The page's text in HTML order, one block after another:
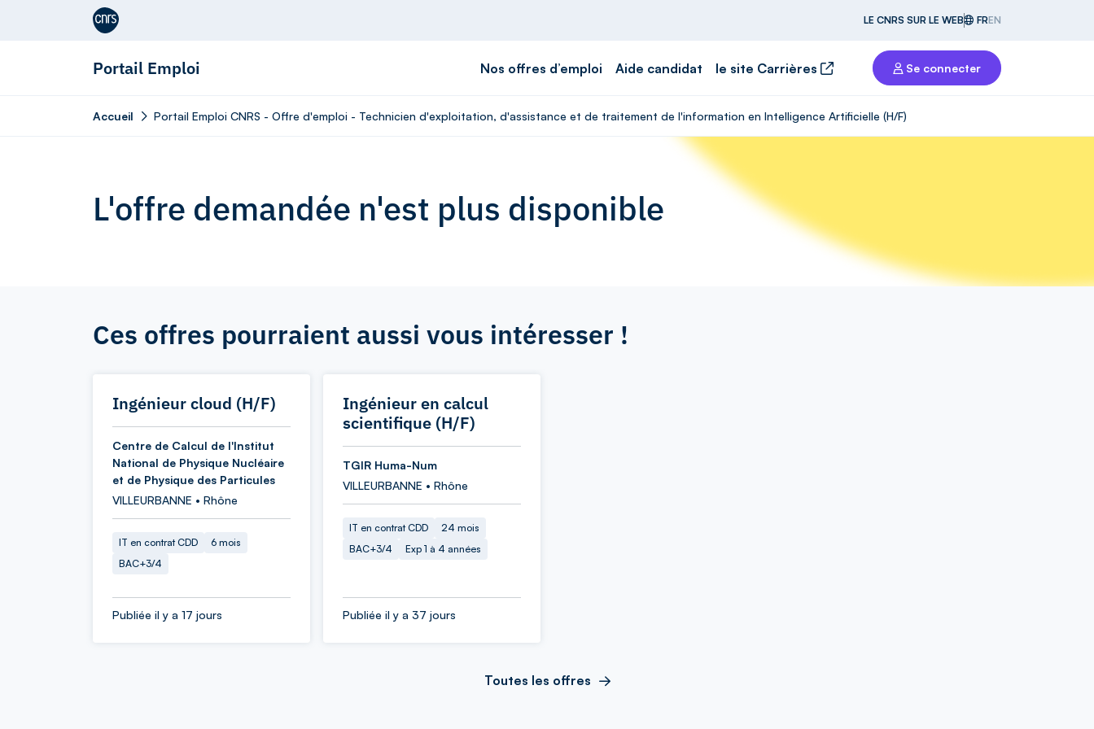
Aller au contenu
LE CNRS SUR LE WEB FREN
Portail Emploi Nos offres d’emploi Aide candidat le site Carrières Se connecter
Accueil Portail Emploi CNRS - Offre d'emploi - Technicien d'exploitation, d'assistance et de traitement de l'information en Intelligence Artificielle (H/F)
L'offre demandée n'est plus disponible
Ces offres pourraient aussi vous intéresser !
Ingénieur cloud (H/F)
Centre de Calcul de l'Institut
National de Physique Nucléaire
et de Physique des Particules
VILLEURBANNE • Rhône
IT en contrat CDD
6 mois
BAC+3/4
Publiée il y a 17 jours
Ingénieur en calcul
scientifique (H/F)
TGIR Huma-Num
VILLEURBANNE • Rhône
IT en contrat CDD
24 mois
BAC+3/4
Exp 1 à 4 années
Publiée il y a 37 jours
Toutes les offres